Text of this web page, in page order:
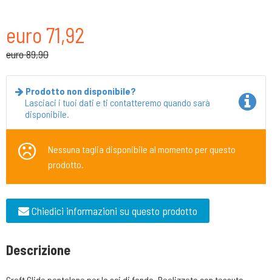
euro 71,92
euro 89,90
Prodotto non disponibile?
Lasciaci i tuoi dati e ti contatteremo quando sarà
disponibile.
Nessuna taglia disponibile al momento per questo
prodotto.
Chiedici informazioni su questo prodotto
Descrizione